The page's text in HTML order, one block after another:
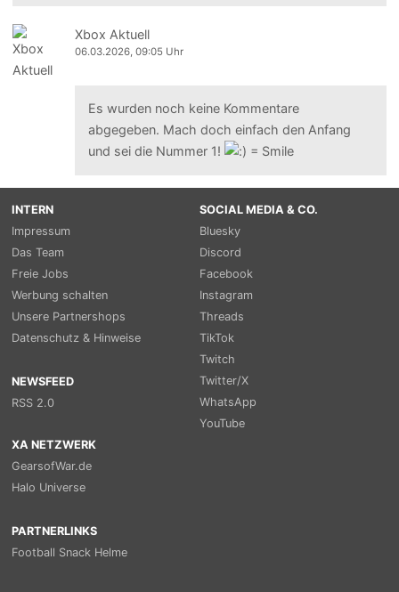
Xbox Aktuell
06.03.2026, 09:05 Uhr
Es wurden noch keine Kommentare
abgegeben. Mach doch einfach den Anfang
und sei die Nummer 1!
INTERN
Impressum
Das Team
Freie Jobs
Werbung schalten
Unsere Partnershops
Datenschutz & Hinweise
NEWSFEED
RSS 2.0
SOCIAL MEDIA & CO.
Bluesky
Discord
Facebook
Instagram
Threads
TikTok
Twitch
Twitter/X
WhatsApp
YouTube
XA NETZWERK
GearsofWar.de
Halo Universe
PARTNERLINKS
Football Snack Helme